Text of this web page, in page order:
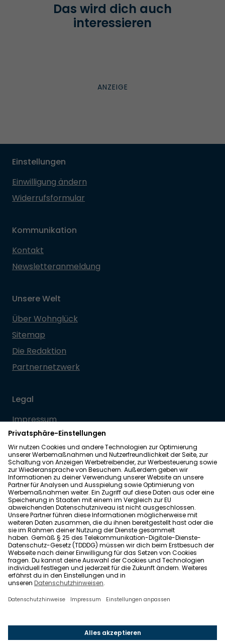
Das wird dich auch
interessieren
Einstellungen
Einwilligung ändern
Widerrufsformular
Kommunikation
Kontakt
Newsletteranmeldung
Unsere Welt
Über Wohnglück
Sitemap
Die Redaktion
Partnernetzwerk
Legal
Impressum
Datenschutz
Allgemeine Geschäftsbedingungen
Barrierefreiheit
Wohnglück folgen
Wohnglück.de ist ein Service der Impleco GmbH,